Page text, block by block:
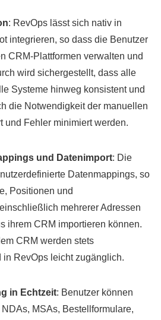
: RevOps lässt sich nativ in
integrieren, so dass die Benutzer
CRM-Plattformen verwalten und
wird sichergestellt, dass alle
Systeme hinweg konsistent und
die Notwendigkeit der manuellen
und Fehler minimiert werden.
und Datenimport: Die
Datenmappings, so
Positionen und
mehrerer Adressen
ihrem CRM importieren können.
CRM werden stets
RevOps leicht zugänglich.
in Echtzeit: Benutzer können
MSAs, Bestellformulare,